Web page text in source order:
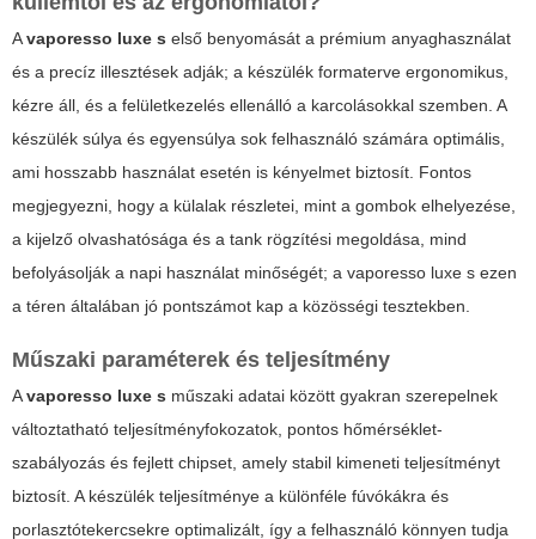
Avaporesso luxe s első benyomását a prémium anyaghasználat
és a precíz illesztések adják; a készülék formaterve ergonomikus,
kézre áll, és a felületkezelés ellenálló a karcolásokkal szemben. A
készülék súlya és egyensúlya sok felhasználó számára optimális,
ami hosszabb használat esetén is kényelmet biztosít. Fontos
megjegyezni, hogy a külalak részletei, mint a gombok elhelyezése,
a kijelző olvashatósága és a tank rögzítési megoldása, mind
befolyásolják a napi használat minőségét; a vaporesso luxe s ezen
a téren általában jó pontszámot kap a közösségi tesztekben.
Műszaki paraméterek és teljesítmény
Avaporesso luxe s műszaki adatai között gyakran szerepelnek
változtatható teljesítményfokozatok, pontos hőmérséklet-
szabályozás és fejlett chipset, amely stabil kimeneti teljesítményt
biztosít. A készülék teljesítménye a különféle fúvókákra és
porlasztótekercsekre optimalizált, így a felhasználó könnyen tudja